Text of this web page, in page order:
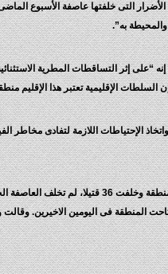
والمحيطة به”.
عدد سكانه 100 الف نسمة فى بيان إنه “على إثر
السلطات الإقليمية تعتبر هذا الإقليم
الإحتياطات اللازمة لتفادى
يذكر أنه وبعد أقل من اسبوع من العاصفة
المنطقة فى اليومين الاخيرين.